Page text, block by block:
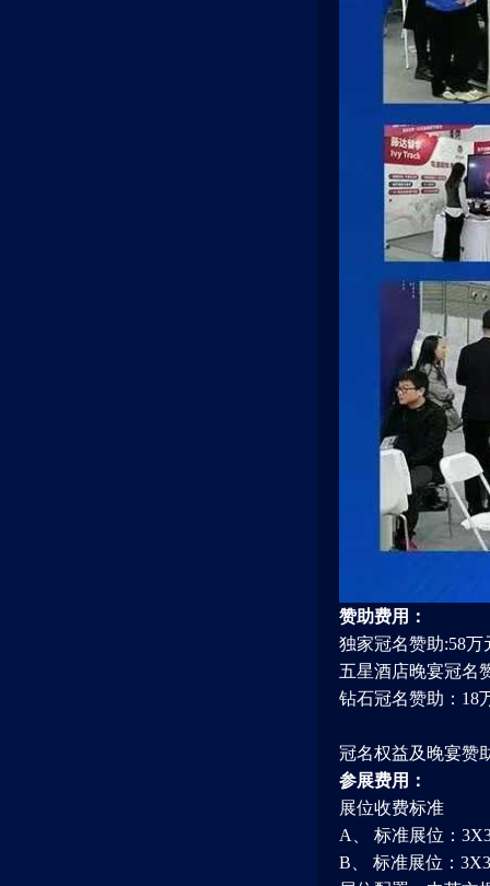
赞助费用：
独家冠名赞助:58万
五星酒店晚宴冠名
钻石冠名赞助：18
冠名权益及晚宴赞
参展费用：
展位收费标准
A、 标准展位：
B、 标准展位：